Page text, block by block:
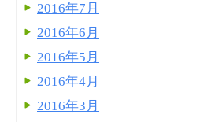
2016年7月
2016年6月
2016年5月
2016年4月
2016年3月